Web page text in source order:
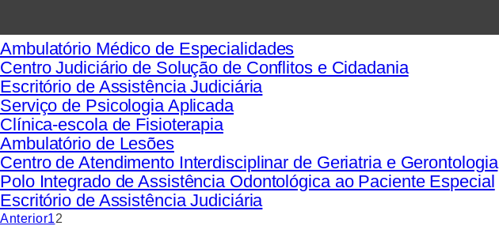
Ambulatório Médico de Especialidades
Centro Judiciário de Solução de Conflitos e Cidadania
Escritório de Assistência Judiciária
Serviço de Psicologia Aplicada
Clínica-escola de Fisioterapia
Ambulatório de Lesões
Centro de Atendimento Interdisciplinar de Geriatria e Gerontologia
Polo Integrado de Assistência Odontológica ao Paciente Especial
Escritório de Assistência Judiciária
Anterior12